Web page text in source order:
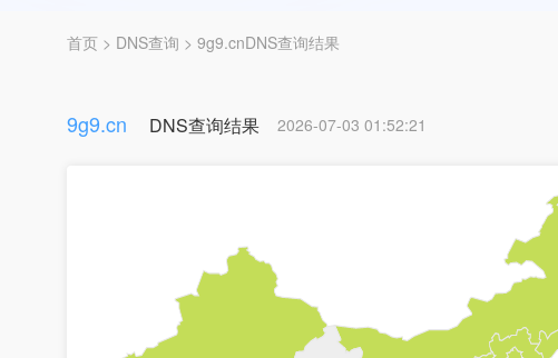
首页 > DNS查询 > 9g9.cnDNS查询结果
9g9.cn DNS查询结果 2026-07-03 01:52:21